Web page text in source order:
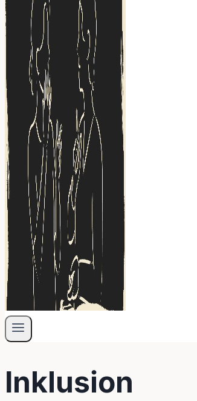
Inklusion